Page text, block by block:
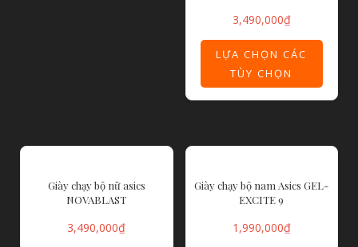
3,490,000₫
LỰA CHỌN CÁC
TÙY CHỌN
Giày chạy bộ nữ asics
NOVABLAST
3,490,000₫
Giày chạy bộ nam Asics GEL-
EXCITE 9
1,990,000₫